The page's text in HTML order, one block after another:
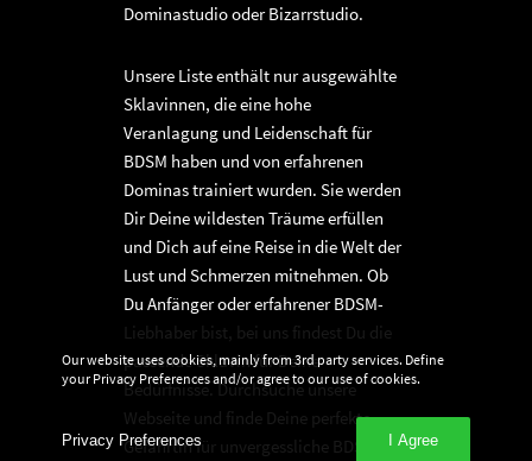
Dominastudio oder Bizarrstudio.
Unsere Liste enthält nur ausgewählte
Sklavinnen, die eine hohe
Veranlagung und Leidenschaft für
BDSM haben und von erfahrenen
Dominas trainiert wurden. Sie werden
Dir Deine wildesten Träume erfüllen
und Dich auf eine Reise in die Welt der
Lust und Schmerzen mitnehmen. Ob
Du Anfänger oder erfahrener BDSM-
Liebhaber bist, bei uns findest Du die
passende Sklavin für Deine
Bedürfnisse. Durchsuche unsere
Webseite und finde Deine perfekte
Gefährtin für unvergessliche BDSM-
Our website uses cookies, mainly from 3rd party services. Define
your Privacy Preferences and/or agree to our use of cookies.
Privacy Preferences I Agree